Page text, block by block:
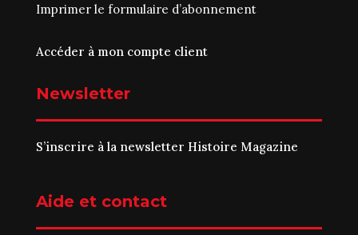
Imprimer le formulaire d’abonnement
Accéder à mon compte client
Newsletter
S’inscrire à la newsletter Histoire Magazine
Aide et contact